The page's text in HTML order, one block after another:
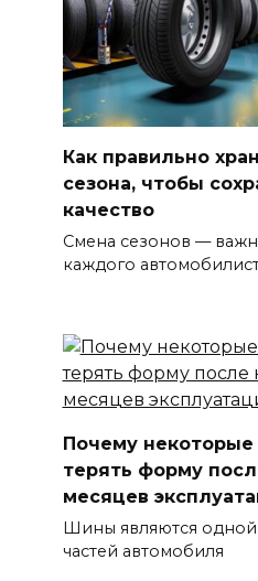
Как правильно
сезона, чтобы
качество
Смена сезонов —
каждого
Почему
терять форму
месяцев
Шины являются
частей автомобиля